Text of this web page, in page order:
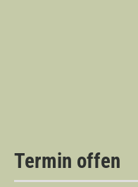
Termin offen